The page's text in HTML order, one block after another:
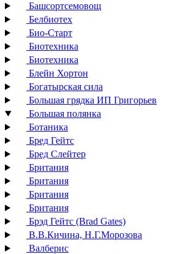
Башсортсемовощ
Белбиотех
Био-Старт
Биотехника
Биотехника
Блейн Хортон
Богатырская сила
Большая грядка ИП Григорьев
Большая полянка
Ботаника
Бред Гейтс
Бред Слейтер
Британия
Британия
Британия
Британия
Брэд Гейтс (Brad Gates)
В.В.Кичина, Н.Г.Морозова
Валберис